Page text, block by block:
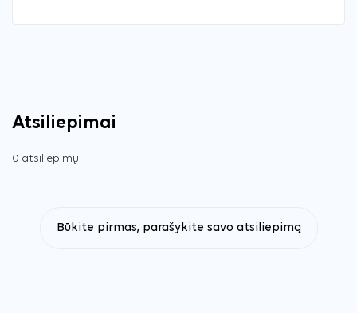
Atsiliepimai
0 atsiliepimų
Būkite pirmas, parašykite savo atsiliepimą